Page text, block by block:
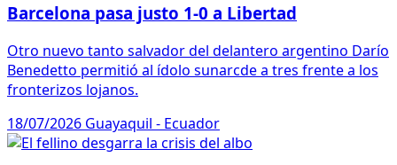
Barcelona pasa justo 1-0 a Libertad
Otro nuevo tanto salvador del delantero argentino Darío
Benedetto permitió al ídolo sunarcde a tres frente a los
fronterizos lojanos.
18/07/2026 Guayaquil - Ecuador